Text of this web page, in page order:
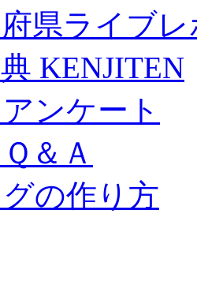
県ライブ
KENJITEN
ンケート
＆Ａ
の作り方